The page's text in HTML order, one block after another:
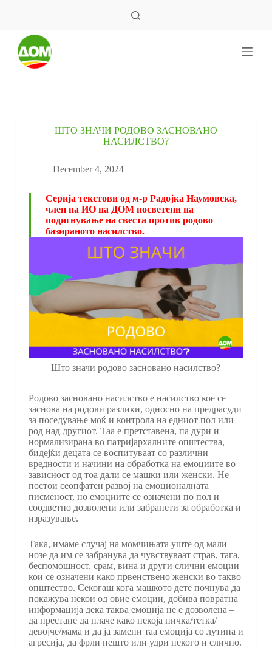
ШТО ЗНАЧИ РОДОВО ЗАСНОВАНО
НАСИЛСТВО?
December 4, 2024
Серија текстови од м-р Радојка Наумовска,
член на ИО на ДОМ посветени на
подигнување на свеста против родово
базираното насилство.
Што значи родово засновано насилство?
Родово засновано насилство е насилство кое се
заснова на родови разлики, односно на предрасуди
за поседување моќ и контрола на едниот пол или
род над другиот. Таа е претставена, па дури и
нормализирана во патријархалните општества,
бидејќи децата се воспитуваат со различни
вредности и начини на обработка на емоциите во
зависност од тоа дали се машки или женски. Не
постои сеопфатен развој на емоционалната
писменост, но емоциите се означени по пол и
соодветно дозволени или забранети за обработка и
изразување.
Така, имаме случај на момчињата уште од мали
нозе да им се забранува да чувствуваат страв, тага,
беспомошност, срам, вина и други слични емоции
кои се означени како првенствено женски во такво
општество. Секогаш кога машкото дете почнува да
покажува некои од овие емоции, добива повратна
информација дека таква емоција не е дозволена –
да престане да плаче како некоја пичка/тетка/
девојче/мама и да ја замени таа емоција со лутина и
агресија, да фрли нешто или удри некого и слично.